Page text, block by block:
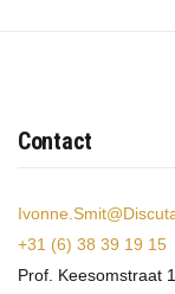
Contact
+31 (6) 38 39 19 15
Prof. Keesomstraat 1